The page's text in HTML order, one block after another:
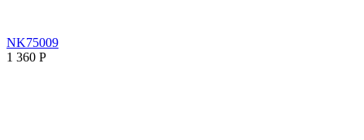
NK75009
1 360 Р